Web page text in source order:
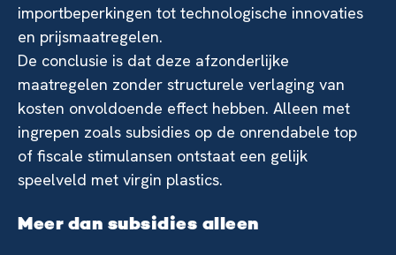
importbeperkingen tot technologische innovaties
en prijsmaatregelen.
De conclusie is dat deze afzonderlijke
maatregelen zonder structurele verlaging van
kosten onvoldoende effect hebben. Alleen met
ingrepen zoals subsidies op de onrendabele top
of fiscale stimulansen ontstaat een gelijk
speelveld met virgin plastics.
Meer dan subsidies alleen